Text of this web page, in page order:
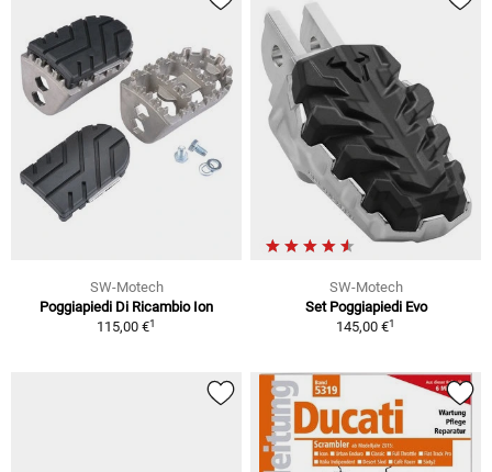
SW-Motech
Poggiapiedi Di Ricambio Ion
115,00 €1
SW-Motech
Set Poggiapiedi Evo
145,00 €1